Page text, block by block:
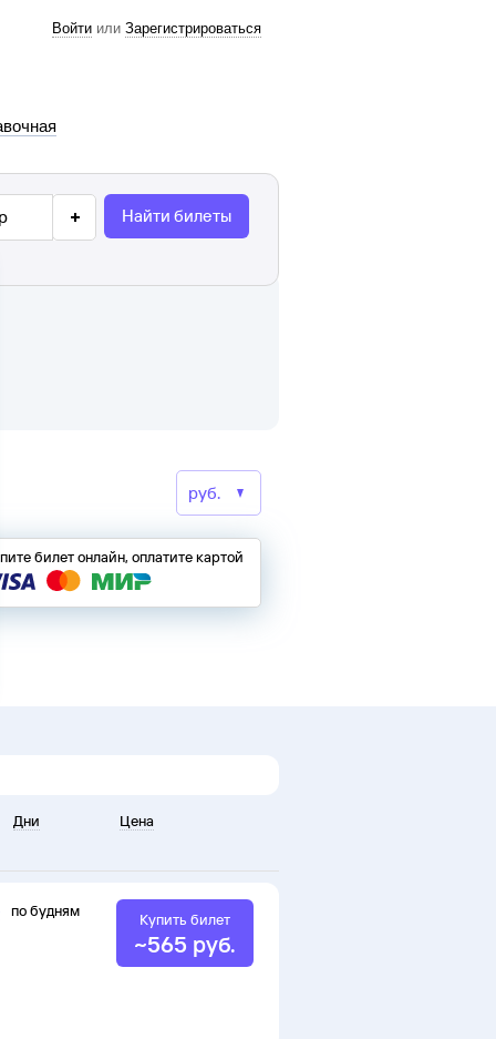
Войти или Зарегистрироваться
Найти билеты
билет онлайн, оплатите картой
Дни Цена
по будням Купить билет
~565 руб.